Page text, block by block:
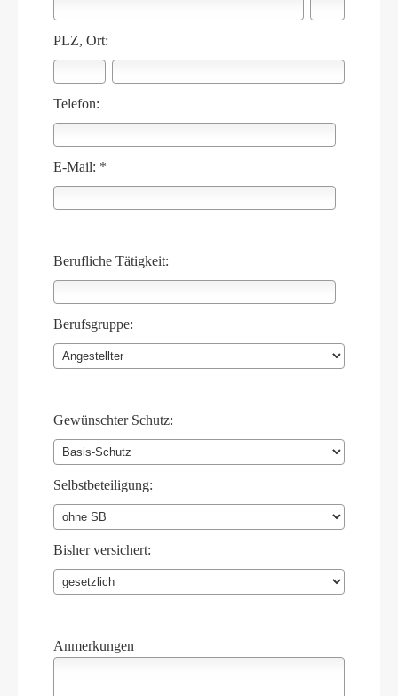
PLZ, Ort:
Telefon:
E-Mail: *
Berufliche Tätigkeit:
Berufsgruppe:
Gewünschter Schutz:
Selbstbeteiligung:
Bisher versichert:
Anmerkungen